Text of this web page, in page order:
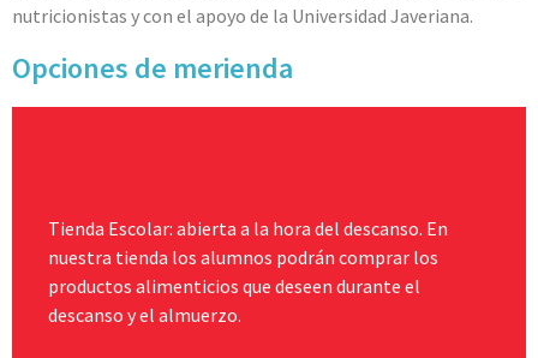
nutricionistas y con el apoyo de la Universidad Javeriana.
Opciones de merienda
Tienda Escolar: abierta a la hora del descanso. En
nuestra tienda los alumnos podrán comprar los
productos alimenticios que deseen durante el
descanso y el almuerzo.